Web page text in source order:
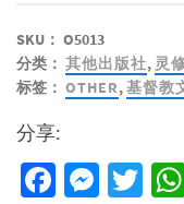
与
灵
命
程
数
量
SKU： O5013
分类： 其他出版社, 灵
标签： OTHER,基督教
分享: